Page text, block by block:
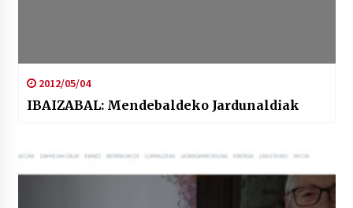
2012/05/04
IBAIZABAL: Mendebaldeko Jardunaldiak